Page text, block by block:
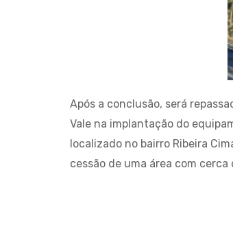
Após a conclusão, será
Vale na implantação do
localizado no bairro Ribeira
cessão de uma área com